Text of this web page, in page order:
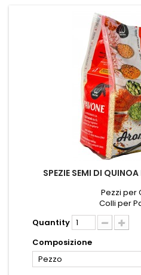
SPEZIE SEMI DI
Pezzi per
Colli per
Quantity
Composizione
Pezzo